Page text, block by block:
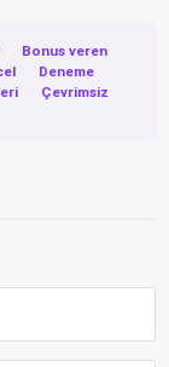
·
Bonus veren
·
Deneme
·
Çevrimsiz